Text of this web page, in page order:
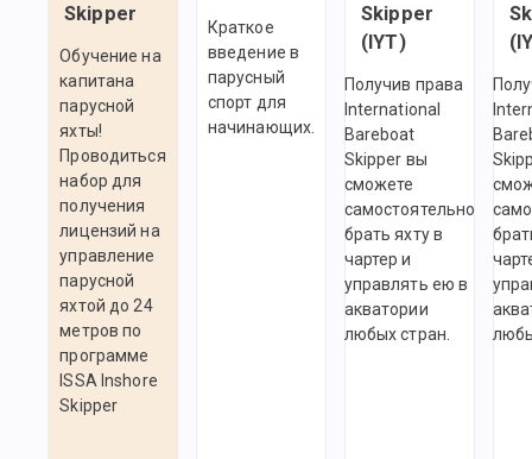
Skipper
Обучение на
капитана
парусной
яхты!
Проводиться
набор для
получения
лицензий на
управление
парусной
яхтой до 24
метров по
программе
ISSA Inshore
Skipper
Краткое
введение в
парусный
спорт для
начинающих.
Skipper
(IYT)
Получив права
International
Bareboat
Skipper вы
сможете
самостоятельно
брать яхту в
чартер и
управлять ею в
акватории
любых стран.